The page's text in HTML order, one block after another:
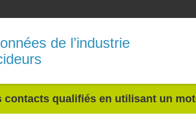
de l’industrie
contacts qualifiés en utilisant un